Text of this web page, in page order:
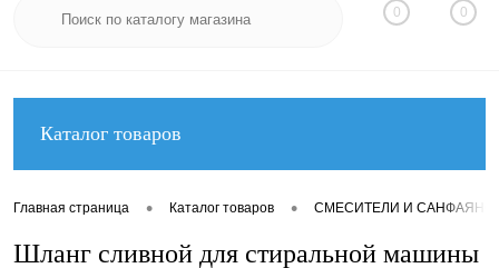
0 0
Каталог товаров
Главная страница • Каталог товаров • СМЕСИТЕЛИ И САНФАЯНС
Шланг сливной для стиральной машины